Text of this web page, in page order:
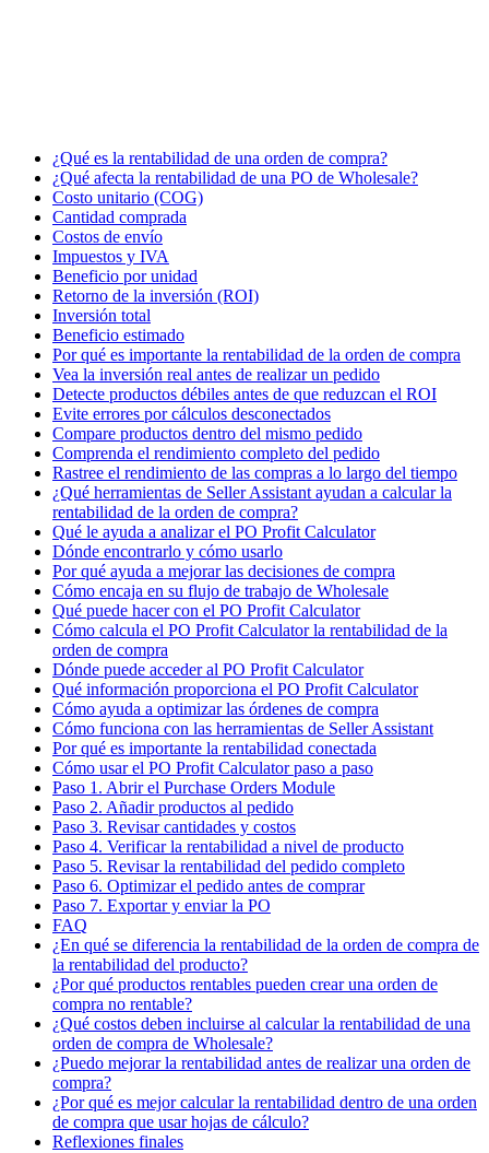
¿Qué es la rentabilidad de una orden de compra?
¿Qué afecta la rentabilidad de una PO de Wholesale?
Costo unitario (COG)
Cantidad comprada
Costos de envío
Impuestos y IVA
Beneficio por unidad
Retorno de la inversión (ROI)
Inversión total
Beneficio estimado
Por qué es importante la rentabilidad de la orden de compra
Vea la inversión real antes de realizar un pedido
Detecte productos débiles antes de que reduzcan el ROI
Evite errores por cálculos desconectados
Compare productos dentro del mismo pedido
Comprenda el rendimiento completo del pedido
Rastree el rendimiento de las compras a lo largo del tiempo
¿Qué herramientas de Seller Assistant ayudan a calcular la
rentabilidad de la orden de compra?
Qué le ayuda a analizar el PO Profit Calculator
Dónde encontrarlo y cómo usarlo
Por qué ayuda a mejorar las decisiones de compra
Cómo encaja en su flujo de trabajo de Wholesale
Qué puede hacer con el PO Profit Calculator
Cómo calcula el PO Profit Calculator la rentabilidad de la
orden de compra
Dónde puede acceder al PO Profit Calculator
Qué información proporciona el PO Profit Calculator
Cómo ayuda a optimizar las órdenes de compra
Cómo funciona con las herramientas de Seller Assistant
Por qué es importante la rentabilidad conectada
Cómo usar el PO Profit Calculator paso a paso
Paso 1. Abrir el Purchase Orders Module
Paso 2. Añadir productos al pedido
Paso 3. Revisar cantidades y costos
Paso 4. Verificar la rentabilidad a nivel de producto
Paso 5. Revisar la rentabilidad del pedido completo
Paso 6. Optimizar el pedido antes de comprar
Paso 7. Exportar y enviar la PO
FAQ
¿En qué se diferencia la rentabilidad de la orden de compra de
la rentabilidad del producto?
¿Por qué productos rentables pueden crear una orden de
compra no rentable?
¿Qué costos deben incluirse al calcular la rentabilidad de una
orden de compra de Wholesale?
¿Puedo mejorar la rentabilidad antes de realizar una orden de
compra?
¿Por qué es mejor calcular la rentabilidad dentro de una orden
de compra que usar hojas de cálculo?
Reflexiones finales